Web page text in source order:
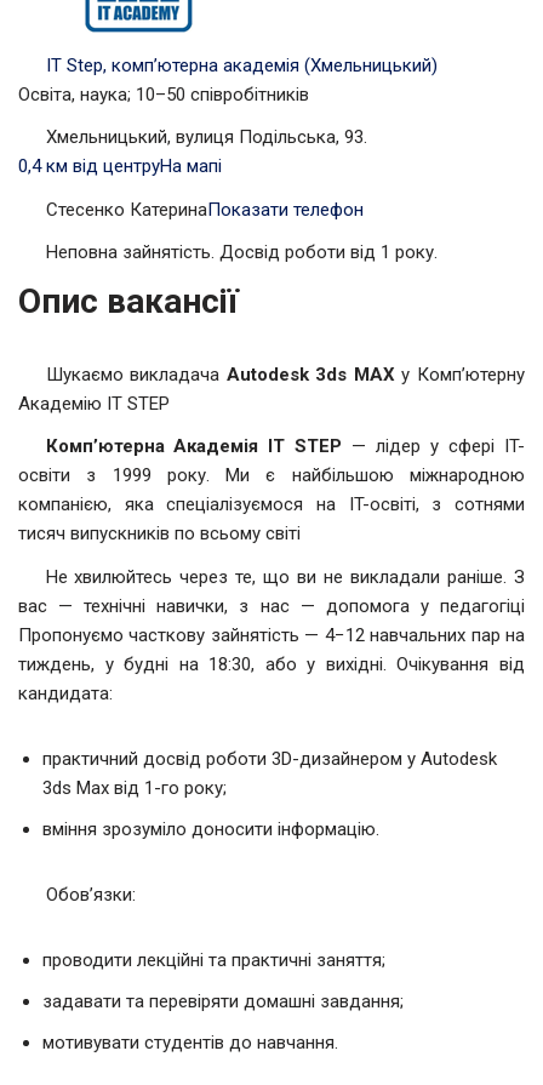
ІТ Step, комп’ютерна академія (Хмельницький)
Освіта, наука; 10–50 співробітників
Хмельницький, вулиця Подільська, 93.
0,4 км від центруНа мапі
Стесенко КатеринаПоказати телефон
Неповна зайнятість. Досвід роботи від 1 року.
Опис вакансії
Шукаємо викладача Autodesk 3ds MAXу Комп’ютерну
Академію IT STEP
Комп’ютерна Академія IT STEP — лідер у сфері IT-
освіти з 1999 року. Ми є найбільшою міжнародною
компанією, яка спеціалізуємося на IT-освіті, з сотнями
тисяч випускників по всьому світі
Не хвилюйтесь через те, що ви не викладали раніше. З
вас — технічні навички, з нас — допомога у педагогіці
Пропонуємо часткову зайнятість — 4−12 навчальних пар на
тиждень, у будні на 18:30, або у вихідні. Очікування від
кандидата:
практичний досвід роботи 3D-дизайнером у Autodesk
3ds Max від 1-го року;
вміння зрозуміло доносити інформацію.
Обов’язки:
проводити лекційні та практичні заняття;
задавати та перевіряти домашні завдання;
мотивувати студентів до навчання.